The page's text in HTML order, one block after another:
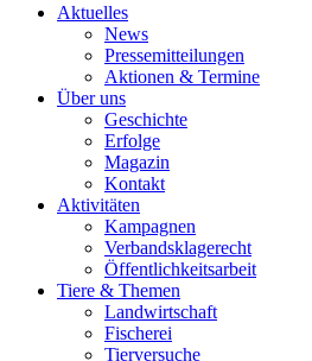
Aktuelles
News
Pressemitteilungen
Aktionen & Termine
Über uns
Geschichte
Erfolge
Magazin
Kontakt
Aktivitäten
Kampagnen
Verbandsklagerecht
Öffentlichkeitsarbeit
Tiere & Themen
Landwirtschaft
Fischerei
Tierversuche